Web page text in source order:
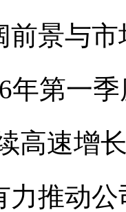
前景与
年第一
高速增
力推动